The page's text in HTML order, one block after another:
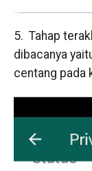
5. Tahap
dibacanya
centang pada